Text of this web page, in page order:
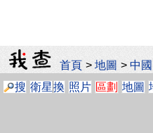
首頁 >地圖 >中國
搜 衛星換 照片 區劃 地圖